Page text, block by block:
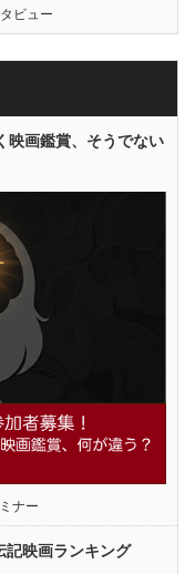
ビュー
映画鑑賞、そうでない
ナー
記映画ランキング